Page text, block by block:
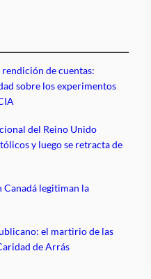
de cuentas:
sobre los experimentos
del Reino Unido
y luego se retracta de
Canadá legitiman la
el martirio de las
de Arrás